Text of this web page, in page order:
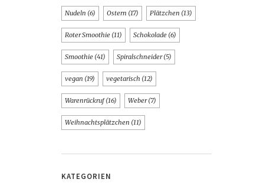
Nudeln (6) Ostern (17) Plätzchen (13)
Roter Smoothie (11) Schokolade (6)
Smoothie (41) Spiralschneider(5)
vegan (19) vegetarisch (12)
Warenrückruf(16) Weber(7)
Weihnachtsplätzchen (11)
KATEGORIEN